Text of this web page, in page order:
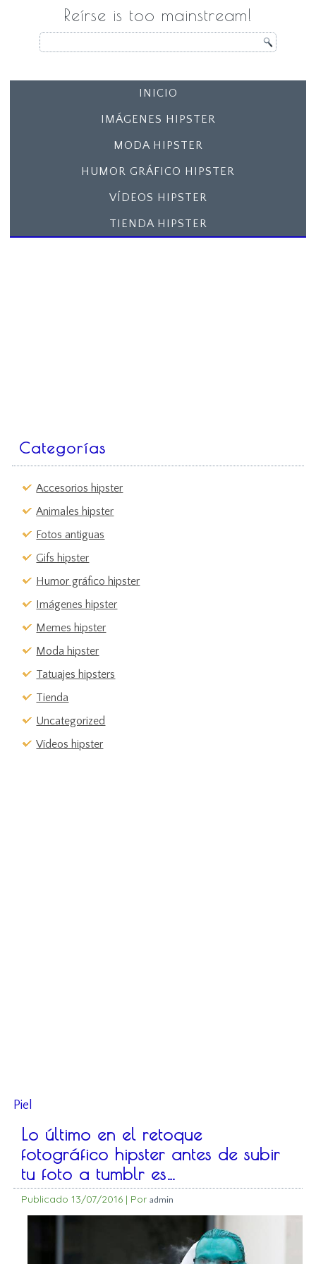
Reírse is too mainstream!
INICIO
IMÁGENES HIPSTER
MODA HIPSTER
HUMOR GRÁFICO HIPSTER
VÍDEOS HIPSTER
TIENDA HIPSTER
Categorías
Accesorios hipster
Animales hipster
Fotos antiguas
Gifs hipster
Humor gráfico hipster
Imágenes hipster
Memes hipster
Moda hipster
Tatuajes hipsters
Tienda
Uncategorized
Vídeos hipster
Piel
Lo último en el retoque
fotográfico hipster antes de subir
tu foto a tumblr es…
Publicado 13/07/2016 | Por admin